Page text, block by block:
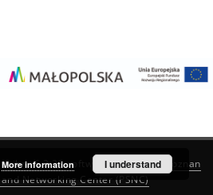
6.3.22software created by
Poznan
Networking Center (PSNC)
More information I understand